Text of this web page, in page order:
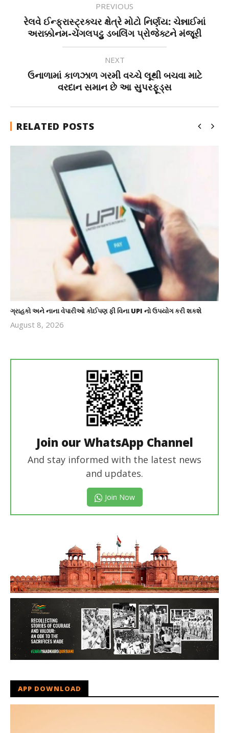
PREVIOUS
રેલવે ઈન્ફ્રાસ્ટ્રક્ચર ક્ષેત્રે મોટો નિર્ણય: ચેન્નાઈમાં
અરાક્કોનમ-ચેંગલપટ્ટુ ડબલિંગ પ્રોજેક્ટને મંજૂરી
NEXT
ઉનાળામાં કાળઝાળ ગરમી વચ્ચે લૂથી બચવા માટે
વરદાન સમાન છે આ સુપરફૂડ્સ
RELATED POSTS
ગ્રાહકો અને નાના વેપારીઓ કોઈપણ ફી વિના UPI નો ઉપયોગ કરી શકશે
August 8, 2026
Join our WhatsApp Channel
And stay informed with the latest news
and updates.
Join Now
APP DOWNLOAD